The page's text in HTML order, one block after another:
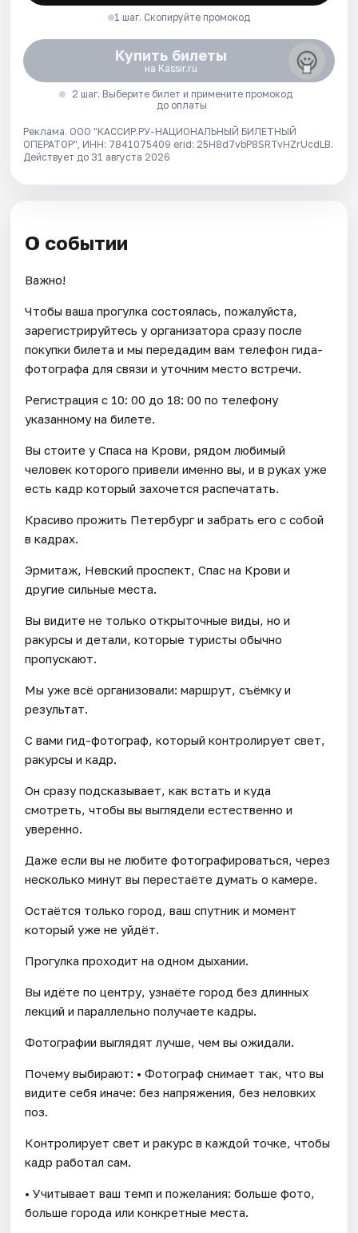
1 шаг. Скопируйте промокод
Купить билеты
на Kassir.ru
2 шаг. Выберите билет и примените промокод
до оплаты
Реклама. ООО "КАССИР.РУ-НАЦИОНАЛЬНЫЙ БИЛЕТНЫЙ
ОПЕРАТОР", ИНН: 7841075409 erid: 25H8d7vbP8SRTvHZrUcdLB.
Действует до 31 августа 2026
О событии
Важно!
Чтобы ваша прогулка состоялась, пожалуйста,
зарегистрируйтесь у организатора сразу после
покупки билета и мы передадим вам телефон гида-
фотографа для связи и уточним место встречи.
Регистрация с 10: 00 до 18: 00 по телефону
указанному на билете.
Вы стоите у Спаса на Крови, рядом любимый
человек которого привели именно вы, и в руках уже
есть кадр который захочется распечатать.
Красиво прожить Петербург и забрать его с собой
в кадрах.
Эрмитаж, Невский проспект, Спас на Крови и
другие сильные места.
Вы видите не только открыточные виды, но и
ракурсы и детали, которые туристы обычно
пропускают.
Мы уже всё организовали: маршрут, съёмку и
результат.
С вами гид-фотограф, который контролирует свет,
ракурсы и кадр.
Он сразу подсказывает, как встать и куда
смотреть, чтобы вы выглядели естественно и
уверенно.
Даже если вы не любите фотографироваться, через
несколько минут вы перестаёте думать о камере.
Остаётся только город, ваш спутник и момент
который уже не уйдёт.
Прогулка проходит на одном дыхании.
Вы идёте по центру, узнаёте город без длинных
лекций и параллельно получаете кадры.
Фотографии выглядят лучше, чем вы ожидали.
Почему выбирают: • Фотограф снимает так, что вы
видите себя иначе: без напряжения, без неловких
поз.
Контролирует свет и ракурс в каждой точке, чтобы
кадр работал сам.
• Учитывает ваш темп и пожелания: больше фото,
больше города или конкретные места.